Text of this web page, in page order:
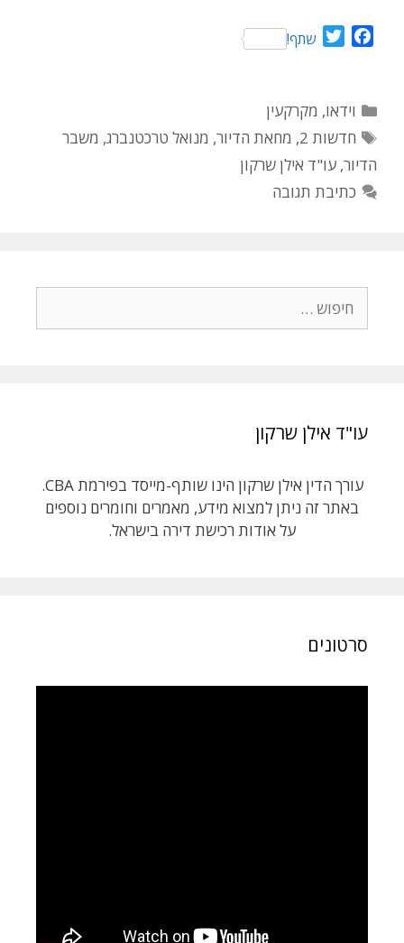
b
o
o
k
T
t
e
r
שתף!
קטגוריות
וידאו, מקרקעין
תגיות
חדשות 2 , מחאת הדיור, מנואל טרכטנברג, משבר
הדיור, עו"ד אילן שרקון
כתיבת תגובה
עו"ד אילן שרקון
עורך הדין אילן שרקון הינו שותף-מייסד בפירמת CBA.
באתר זה ניתן למצוא מידע, מאמרים וחומרים נוספים
על אודות רכישת דירה בישראל.
סרטונים